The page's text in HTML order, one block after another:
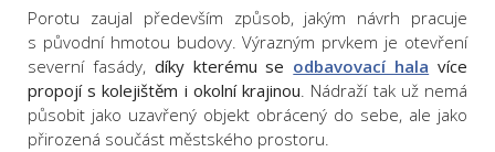
Porotu zaujal především způsob, jakým návrh pracuje
s původní hmotou budovy. Výrazným prvkem je otevření
severní fasády, díky kterému se odbavovací hala více
propojí s kolejištěm i okolní krajinou. Nádraží tak už nemá
působit jako uzavřený objekt obrácený do sebe, ale jako
přirozená součást městského prostoru.